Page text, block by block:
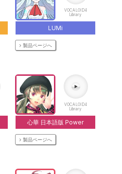
VOCALOID4
Library
LUMi
製品ページへ
VOCALOID4
Library
心華 日本語版 Power
製品ページへ